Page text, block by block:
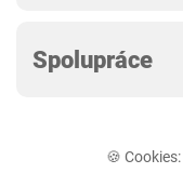
Spolupráce
🍪 Cookies: